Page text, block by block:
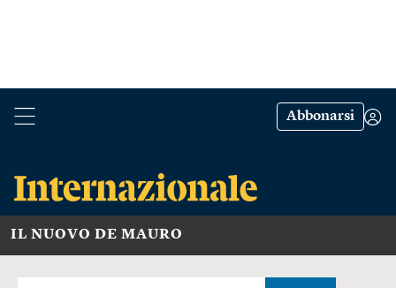
Abbonarsi
IL NUOVO DE MAURO